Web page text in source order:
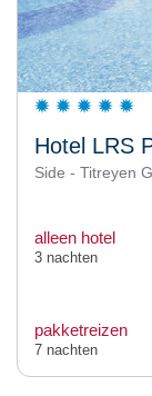
Hotel LRS
Side - Titreyen
alleen hotel
3 nachten
pakketreizen
7 nachten